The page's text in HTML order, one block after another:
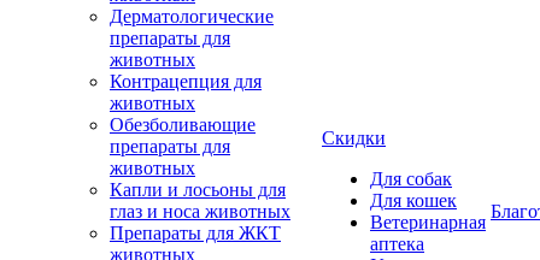
Дерматологические
препараты для
животных
Контрацепция для
животных
Обезболивающие
препараты для
животных
Капли и лосьоны для
глаз и носа животных
Препараты для ЖКТ
животных
Скидки
Для собак
Для кошек
Ветеринарная
аптека